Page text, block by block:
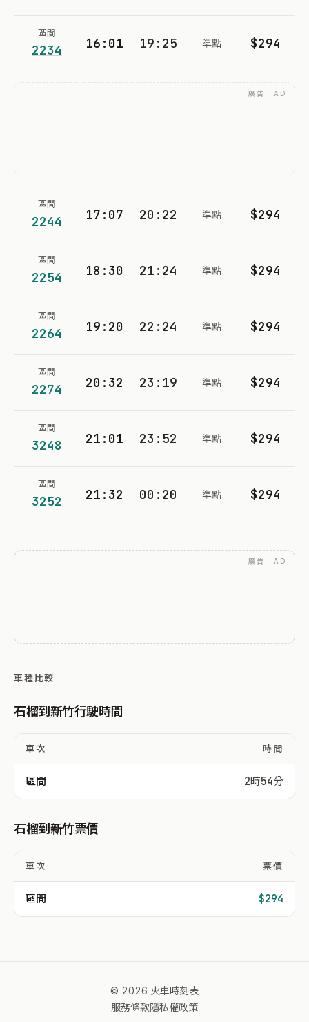
區間
2234 16:01 19:25 準點 $294
廣告 · AD
區間
2244 17:07 20:22 準點 $294
區間
2254 18:30 21:24 準點 $294
區間
2264 19:20 22:24 準點 $294
區間
2274 20:32 23:19 準點 $294
區間
3248 21:01 23:52 準點 $294
區間
3252 21:32 00:20 準點 $294
廣告 · AD
車種比較
石榴到新竹行駛時間
車次 時間
區間 2時54分
石榴到新竹票價
車次 票價
區間 $294
© 2026 火車時刻表
服務條款隱私權政策